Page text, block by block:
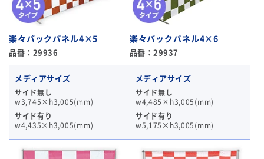
楽々バックパネル4×5
品番：29936
メディアサイズ
サイド無し
w3,745×h3,005(mm)
サイド有り
w4,435×h3,005(mm)
楽々バックパネル4×6
品番：29937
メディアサイズ
サイド無し
w4,485×h3,005(mm)
サイド有り
w5,175×h3,005(mm)